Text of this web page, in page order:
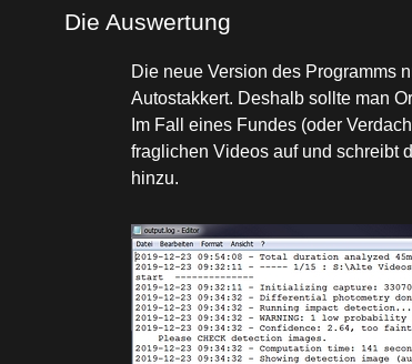
Die Auswertung
Die neue Version des Programms
Autostakkert. Deshalb sollte man
Im Fall eines Fundes (oder
fraglichen Videos auf und schreibt
hinzu.